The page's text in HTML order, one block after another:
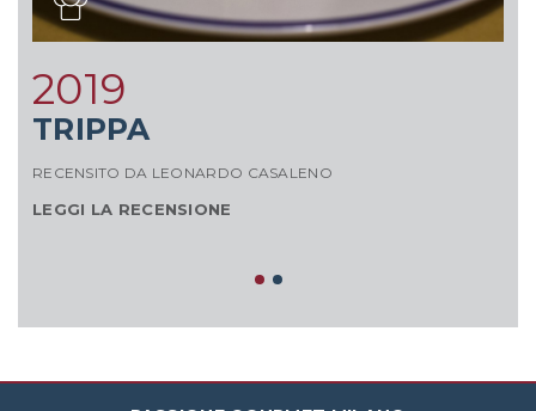
2019
TRIPPA
RECENSITO DA LEONARDO CASALENO
LEGGI LA RECENSIONE